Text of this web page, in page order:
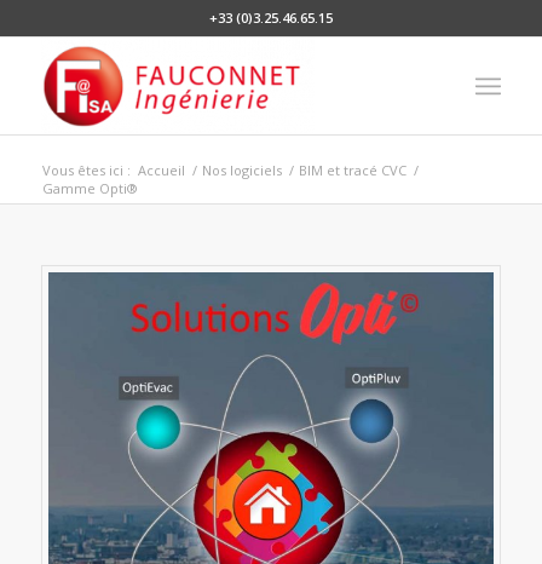
+33 (0)3.25.46.65.15
Vous êtes ici : Accueil / Nos logiciels / BIM et tracé CVC /
Gamme Opti®